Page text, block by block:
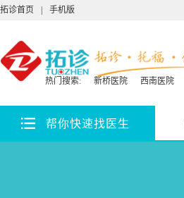
拓诊首页 手机版
热门搜索: 新桥医院 西南医院
帮你快速找医生